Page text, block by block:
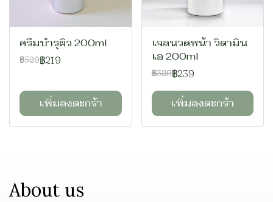
ครีมบำรุผิว 200ml
฿320฿219
เพิ่มลงตะกร้า
เจลนวดหน้า วิตามิน
เอ 200ml
฿389฿239
เพิ่มลงตะกร้า
About us